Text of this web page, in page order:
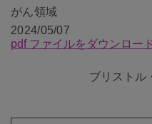
がん領域
2024/05/07
pdf ファイルをダウンロー
ブリストル